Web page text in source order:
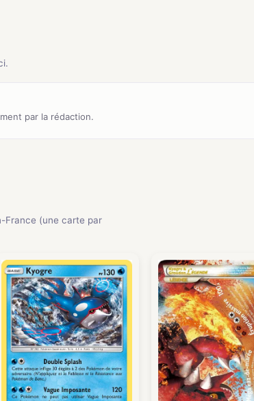
par la rédaction.
France (une carte par